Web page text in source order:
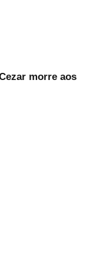
morre aos